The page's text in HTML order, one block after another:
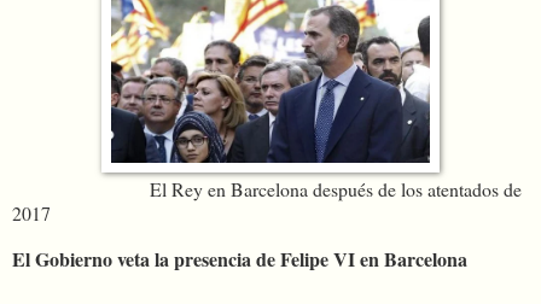
El Rey en Barcelona después de los atentados de
2017
El Gobierno veta la presencia de Felipe VI en Barcelona